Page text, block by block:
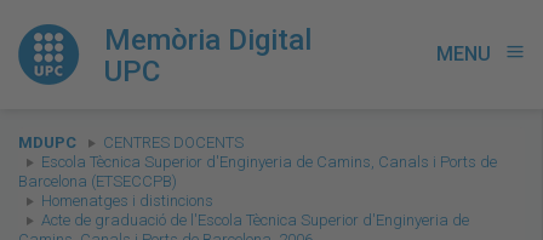
Memòria Digital
UPC
MENU menu
You
are
here:
MDUPC
CENTRES DOCENTS
Escola Tècnica Superior d'Enginyeria de Camins, Canals i Ports de
Barcelona (ETSECCPB)
Homenatges i distincions
Acte de graduació de l'Escola Tècnica Superior d'Enginyeria de